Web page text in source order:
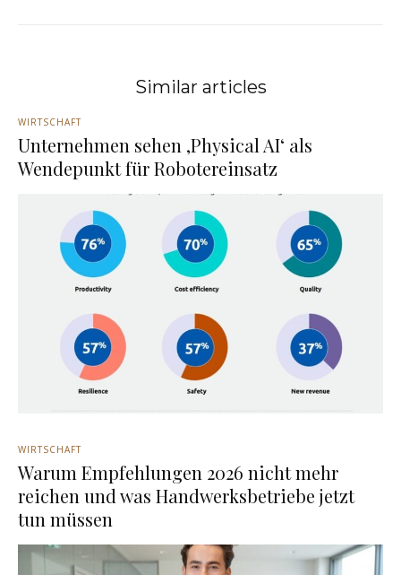
Similar articles
WIRTSCHAFT
Unternehmen sehen ‚Physical AI‘ als
Wendepunkt für Robotereinsatz
WIRTSCHAFT
Warum Empfehlungen 2026 nicht mehr
reichen und was Handwerksbetriebe jetzt
tun müssen